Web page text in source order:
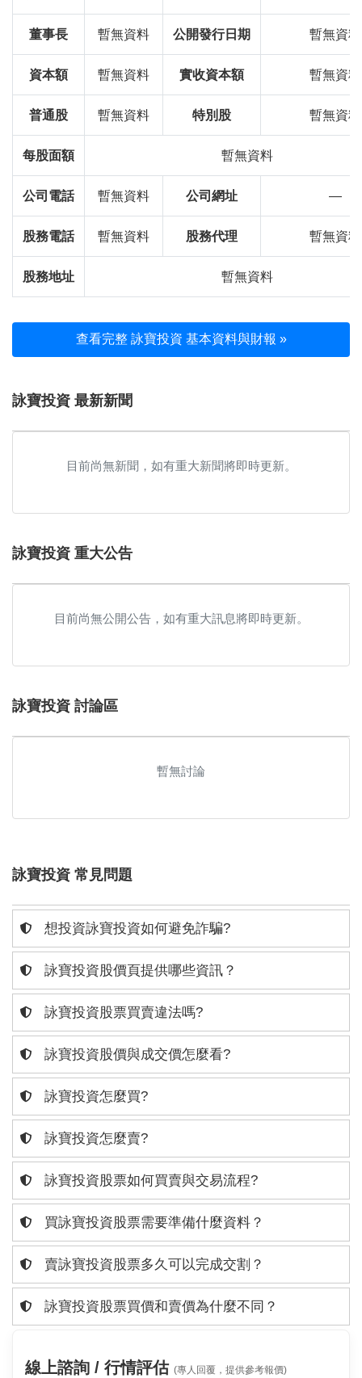
董事長 暫無資料 公開發行日期 暫無資料
資本額 暫無資料 實收資本額 暫無資料
普通股 暫無資料 特別股 暫無資料
每股面額 暫無資料
公司電話 暫無資料 公司網址 —
股務電話 暫無資料 股務代理 暫無資料
股務地址 暫無資料
查看完整 詠寶投資 基本資料與財報 »
詠寶投資 最新新聞
目前尚無新聞，如有重大新聞將即時更新。
詠寶投資 重大公告
目前尚無公開公告，如有重大訊息將即時更新。
詠寶投資 討論區
暫無討論
詠寶投資 常見問題
想投資詠寶投資如何避免詐騙?
詠寶投資股價頁提供哪些資訊？
詠寶投資股票買賣違法嗎?
詠寶投資股價與成交價怎麼看?
詠寶投資怎麼買?
詠寶投資怎麼賣?
詠寶投資股票如何買賣與交易流程?
買詠寶投資股票需要準備什麼資料？
賣詠寶投資股票多久可以完成交割？
詠寶投資股票買價和賣價為什麼不同？
線上諮詢 / 行情評估 (專人回覆，提供參考報價)